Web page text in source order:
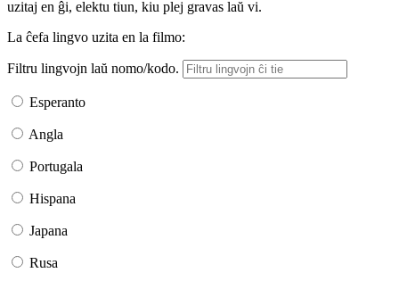
uzitaj en ĝi, elektu tiun, kiu plej gravas laŭ vi.
La ĉefa lingvo uzita en la filmo:
Filtru lingvojn laŭ nomo/kodo.
Esperanto
Angla
Portugala
Hispana
Japana
Rusa